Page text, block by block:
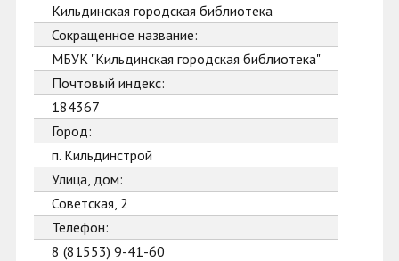
Кильдинская городская библиотека
Сокращенное название:
МБУК "Кильдинская городская библиотека"
Почтовый индекс:
184367
Город:
п. Кильдинстрой
Улица, дом:
Советская, 2
Телефон:
8 (81553) 9-41-60